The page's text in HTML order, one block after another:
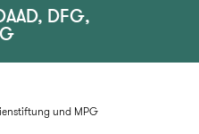
DFG,
und MPG